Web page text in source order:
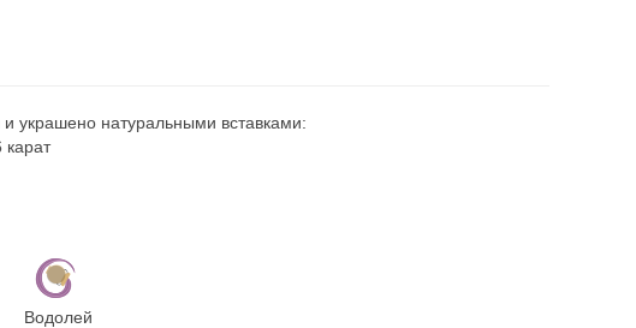
украшено натуральными вставками:
Водолей